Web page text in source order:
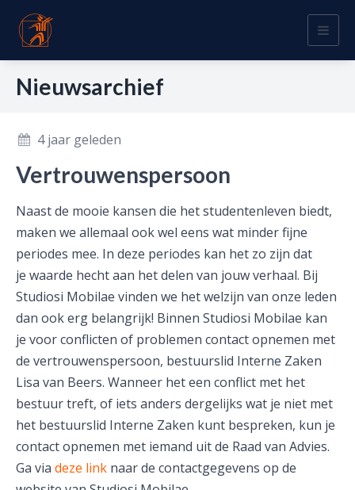
Nieuwsarchief
4 jaar geleden
Vertrouwenspersoon
Naast de mooie kansen die het studentenleven biedt,
maken we allemaal ook wel eens wat minder fijne
periodes mee. In deze periodes kan het zo zijn dat
je waarde hecht aan het delen van jouw verhaal. Bij
Studiosi Mobilae vinden we het welzijn van onze leden
dan ook erg belangrijk! Binnen Studiosi Mobilae kan
je voor conflicten of problemen contact opnemen met
de vertrouwenspersoon, bestuurslid Interne Zaken
Lisa van Beers. Wanneer het een conflict met het
bestuur treft, of iets anders dergelijks wat je niet met
het bestuurslid Interne Zaken kunt bespreken, kun je
contact opnemen met iemand uit de Raad van Advies.
Ga via deze link naar de contactgegevens op de